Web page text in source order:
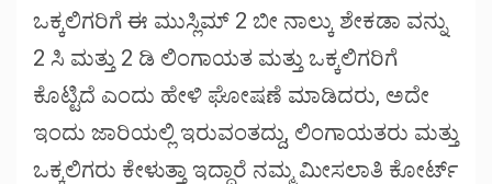
ಒಕ್ಕಲಿಗರಿಗೆ ಈ ಮುಸ್ಲಿಮ್ 2 ಬೀ ನಾಲ್ಕು ಶೇಕಡಾ ವನ್ನು
2 ಸಿ ಮತ್ತು 2 ಡಿ ಲಿಂಗಾಯತ ಮತ್ತು ಒಕ್ಕಲಿಗರಿಗೆ
ಕೊಟ್ಟಿದೆ ಎಂದು ಹೇಳಿ ಘೋಷಣೆ ಮಾಡಿದರು, ಅದೇ
ಇಂದು ಜಾರಿಯಲ್ಲಿ ಇರುವಂತದ್ದು, ಲಿಂಗಾಯತರು ಮತ್ತು
ಒಕ್ಕಲಿಗರು ಕೇಳುತ್ತಾ ಇದ್ದಾರೆ ನಮ್ಮ ಮೀಸಲಾತಿ ಕೋರ್ಟ್